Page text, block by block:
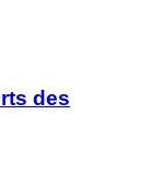
des